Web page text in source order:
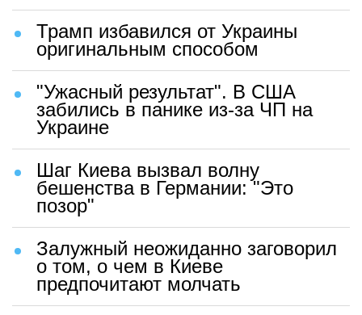
Трамп избавился от Украины
оригинальным способом
"Ужасный результат". В США
забились в панике из-за ЧП на
Украине
Шаг Киева вызвал волну
бешенства в Германии: "Это
позор"
Залужный неожиданно заговорил
о том, о чем в Киеве
предпочитают молчать